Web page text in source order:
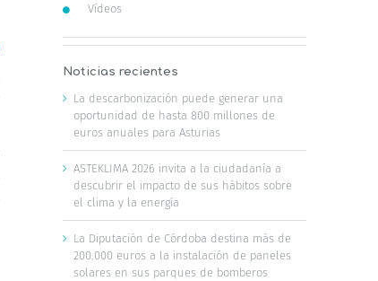
Vídeos
Noticias recientes
La descarbonización puede generar una
oportunidad de hasta 800 millones de
euros anuales para Asturias
ASTEKLIMA 2026 invita a la ciudadanía a
descubrir el impacto de sus hábitos sobre
el clima y la energía
La Diputación de Córdoba destina más de
200.000 euros a la instalación de paneles
solares en sus parques de bomberos